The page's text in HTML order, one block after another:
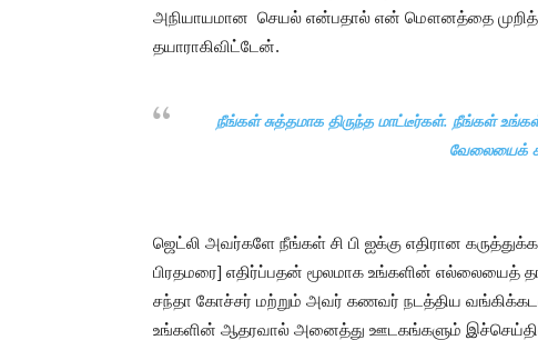
அநியாயமான செயல் என்பதால் என் மௌனத்தை
தயாராகிவிட்டேன்.
நீங்கள் சுத்தமாக திருந்த மாட்டீர்கள். நீங்கள்
வேலையைக்
ஜெட்லி அவர்களே நீங்கள் சி பி ஐக்கு எதிரான
பிரதமரை] எதிர்ப்பதன் மூலமாக உங்களின் எல்லையைத்
சந்தா கோச்சர் மற்றும் அவர் கணவர் நடத்திய
உங்களின் ஆதரவால் அனைத்து ஊடகங்களும்